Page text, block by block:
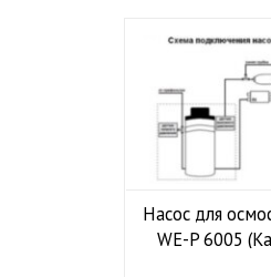
Насос для
WE-P 6005